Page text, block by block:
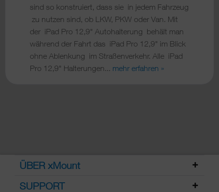
sind so konstruiert, dass sie in jedem Fahrzeug
zu nutzen sind, ob LKW, PKW oder Van. Mit
der iPad Pro 12,9" Autohalterung behält man
während der Fahrt das iPad Pro 12,9" im Blick
ohne Ablenkung im Straßenverkehr. Alle iPad
Pro 12,9" Halterungen... mehr erfahren »
ÜBER xMount
SUPPORT